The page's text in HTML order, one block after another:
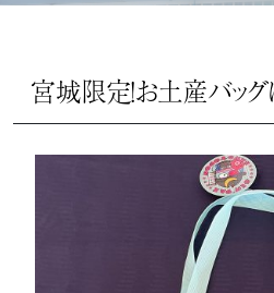
宮城限定！お土産バッ